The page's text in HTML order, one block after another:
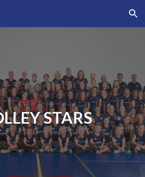
Skip to navigation
STARS